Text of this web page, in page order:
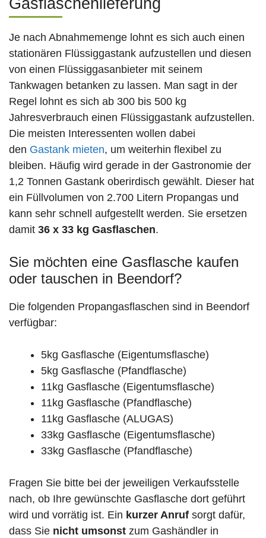
Gasflaschenlieferung
Je nach Abnahmemenge lohnt es sich auch einen
stationären Flüssiggastank aufzustellen und diesen
von einen Flüssiggasanbieter mit seinem
Tankwagen betanken zu lassen. Man sagt in der
Regel lohnt es sich ab 300 bis 500 kg
Jahresverbrauch einen Flüssiggastank aufzustellen.
Die meisten Interessenten wollen dabei
den Gastank mieten, um weiterhin flexibel zu
bleiben. Häufig wird gerade in der Gastronomie der
1,2 Tonnen Gastank oberirdisch gewählt. Dieser hat
ein Füllvolumen von 2.700 Litern Propangas und
kann sehr schnell aufgestellt werden. Sie ersetzen
damit 36 x 33 kg Gasflaschen.
Sie möchten eine Gasflasche kaufen
oder tauschen in Beendorf?
Die folgenden Propangasflaschen sind in Beendorf
verfügbar:
5kg Gasflasche (Eigentumsflasche)
5kg Gasflasche (Pfandflasche)
11kg Gasflasche (Eigentumsflasche)
11kg Gasflasche (Pfandflasche)
11kg Gasflasche (ALUGAS)
33kg Gasflasche (Eigentumsflasche)
33kg Gasflasche (Pfandflasche)
Fragen Sie bitte bei der jeweiligen Verkaufsstelle
nach, ob Ihre gewünschte Gasflasche dort geführt
wird und vorrätig ist. Ein kurzer Anruf sorgt dafür,
dass Sie nicht umsonst zum Gashändler in